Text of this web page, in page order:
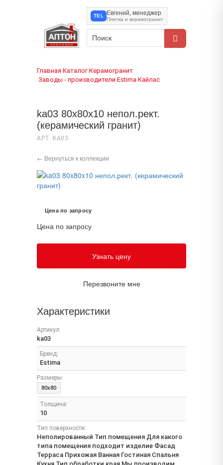
TEL
Евгений, менеджер
Плитка и керамогранит
Главная›Каталог›Керамогранит
›Заводы - производители›Estima›Кайлас
ka03 80x80x10 непол.рект.
(керамический гранит)
АРТ. KA03
← Вернуться к коллекции
Цена по запросу
Цена по запросу
Узнать цену
Перезвоните мне
Характеристики
Артикул:
ka03
Бренд:
Estima
Размеры:
80x80
Толщина:
10
Тип поверхности:
Неполированный Тип помещения Для какого
типа помещения подходит изделие Фасад
Терраса Прихожая Ванная Гостиная Спальня